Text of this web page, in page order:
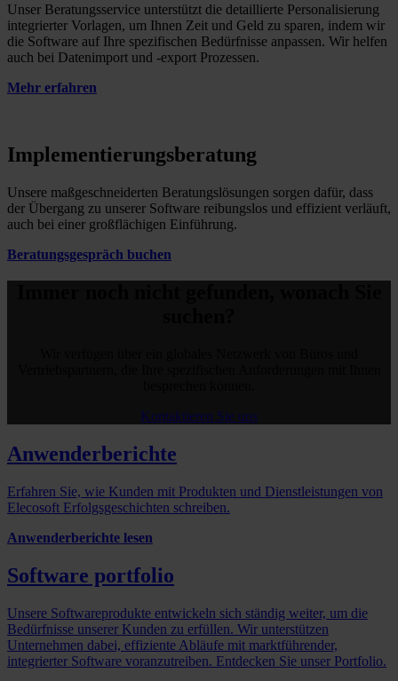
Unser Beratungsservice unterstützt die detaillierte Personalisierung
integrierter Vorlagen, um Ihnen Zeit und Geld zu sparen, indem wir
die Software auf Ihre spezifischen Bedürfnisse anpassen. Wir helfen
auch bei Datenimport und -export Prozessen.
Mehr erfahren
Implementierungsberatung
Unsere maßgeschneiderten Beratungslösungen sorgen dafür, dass
der Übergang zu unserer Software reibungslos und effizient verläuft,
auch bei einer großflächigen Einführung.
Beratungsgespräch buchen
Kontaktieren Sie uns
Anwenderberichte
Erfahren Sie, wie Kunden mit Produkten und Dienstleistungen von
Elecosoft Erfolgsgeschichten schreiben.
Anwenderberichte lesen
Software portfolio
Unsere Softwareprodukte entwickeln sich ständig weiter, um die
Bedürfnisse unserer Kunden zu erfüllen. Wir unterstützen
Unternehmen dabei, effiziente Abläufe mit marktführender,
integrierter Software voranzutreiben. Entdecken Sie unser Portfolio.